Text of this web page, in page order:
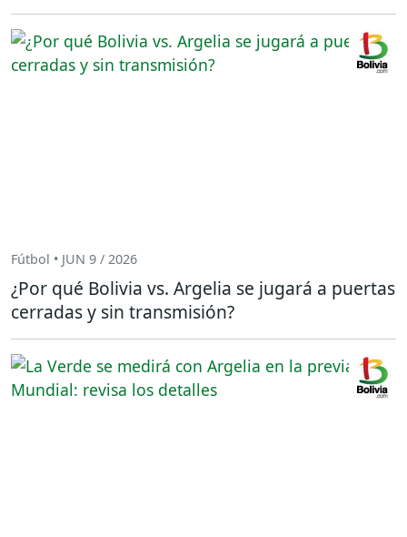
Fútbol • JUN 9 / 2026
¿Por qué Bolivia vs. Argelia se jugará a puertas
cerradas y sin transmisión?